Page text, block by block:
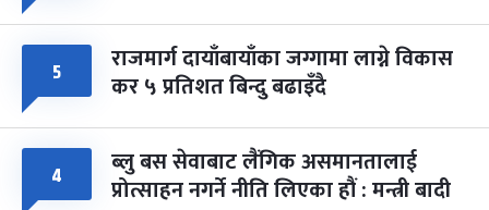
५ राजमार्ग दायाँबायाँका जग्गामा लाग्ने विकास
कर ५ प्रतिशत बिन्दु बढाइँदै
४ ब्लु बस सेवाबाट लैंगिक असमानतालाई
प्रोत्साहन नगर्ने नीति लिएका हौं : मन्त्री बादी